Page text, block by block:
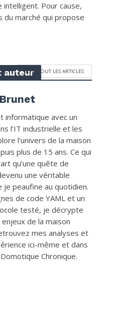
Pour cause,
du marché qui propose
auteurVOIR TOUT LES ARTICLES
informatique avec un
l’IT industrielle et les
l'univers de la maison
plus de 15 ans. Ce qui
qu’une quête de
une véritable
peaufine au quotidien.
de code YAML et un
testé, je décrypte
de la maison
mes analyses et
ici-même et dans
Chronique.